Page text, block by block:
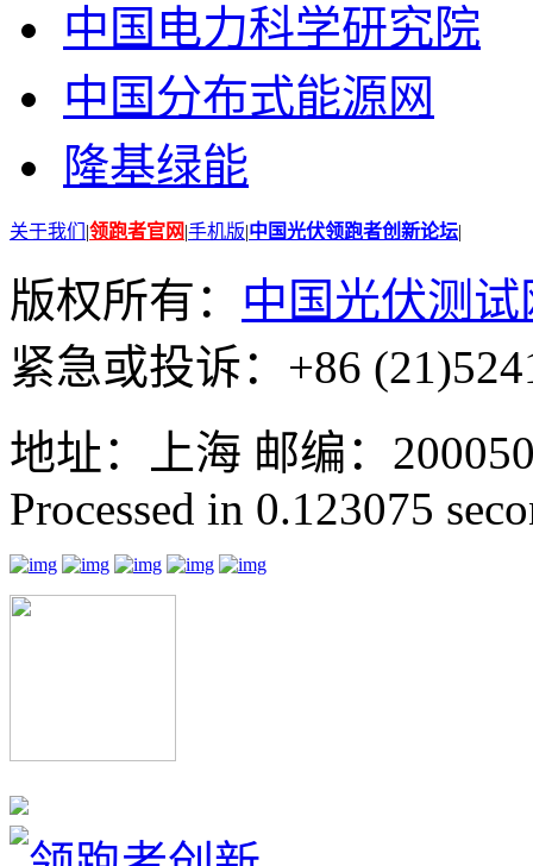
中国电力科学研究院
中国分布式能源网
隆基绿能
关于我们 |领跑者官网|手机版|中国光伏领跑者创新论坛|
版权所有： 中国光伏测试
紧急或投诉：+86
地址：上海 邮编：
Processed in 0.123075